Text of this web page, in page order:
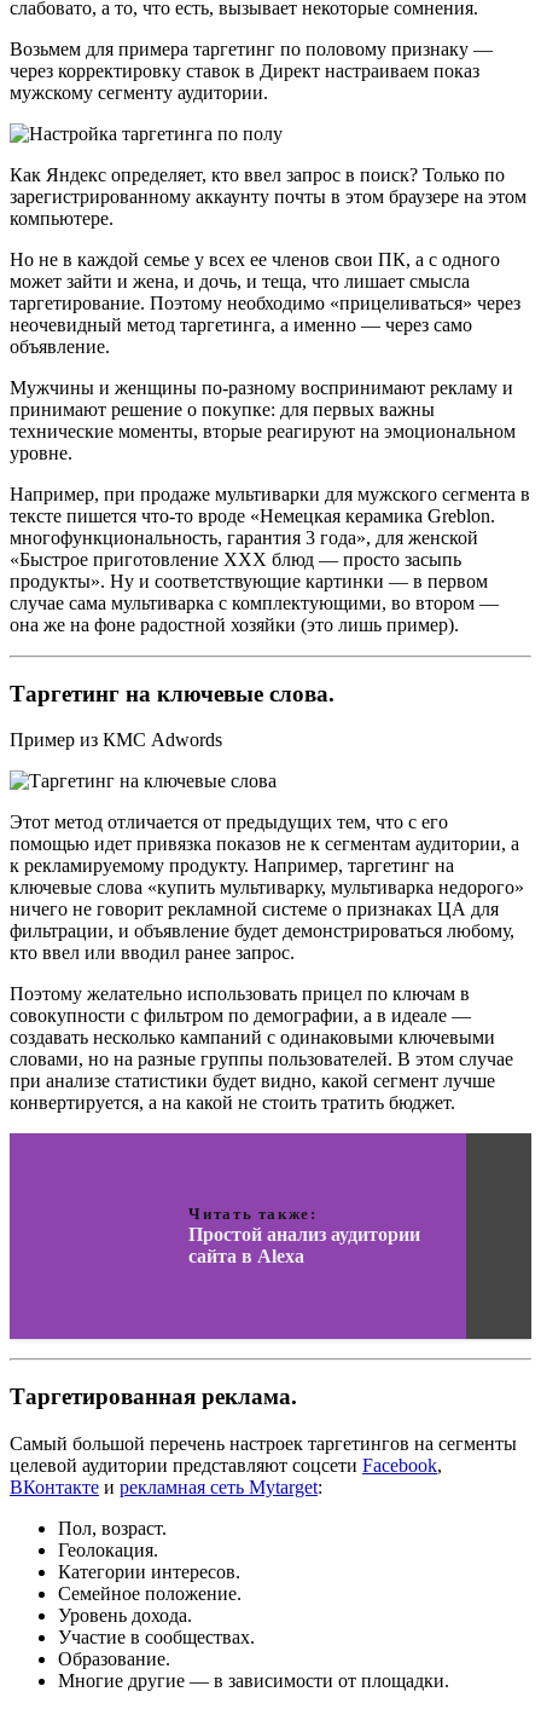
слабовато, а то, что есть, вызывает некоторые сомнения.
Возьмем для примера таргетинг по половому признаку —
через корректировку ставок в Директ настраиваем показ
мужскому сегменту аудитории.
Как Яндекс определяет, кто ввел запрос в поиск? Только по
зарегистрированному аккаунту почты в этом браузере на этом
компьютере.
Но не в каждой семье у всех ее членов свои ПК, а с одного
может зайти и жена, и дочь, и теща, что лишает смысла
таргетирование. Поэтому необходимо «прицеливаться» через
неочевидный метод таргетинга, а именно — через само
объявление.
Мужчины и женщины по-разному воспринимают рекламу и
принимают решение о покупке: для первых важны
технические моменты, вторые реагируют на эмоциональном
уровне.
Например, при продаже мультиварки для мужского сегмента в
тексте пишется что-то вроде «Немецкая керамика Greblon.
многофункциональность, гарантия 3 года», для женской
«Быстрое приготовление ХХХ блюд — просто засыпь
продукты». Ну и соответствующие картинки — в первом
случае сама мультиварка с комплектующими, во втором —
она же на фоне радостной хозяйки (это лишь пример).
Таргетинг на ключевые слова.
Пример из КМС Adwords
Этот метод отличается от предыдущих тем, что с его
помощью идет привязка показов не к сегментам аудитории, а
к рекламируемому продукту. Например, таргетинг на
ключевые слова «купить мультиварку, мультиварка недорого»
ничего не говорит рекламной системе о признаках ЦА для
фильтрации, и объявление будет демонстрироваться любому,
кто ввел или вводил ранее запрос.
Поэтому желательно использовать прицел по ключам в
совокупности с фильтром по демографии, а в идеале —
создавать несколько кампаний с одинаковыми ключевыми
словами, но на разные группы пользователей. В этом случае
при анализе статистики будет видно, какой сегмент лучше
конвертируется, а на какой не стоить тратить бюджет.
Читать также:
Простой анализ аудитории
сайта в Alexa
Таргетированная реклама.
Самый большой перечень настроек таргетингов на сегменты
целевой аудитории представляют соцсети Facebook,
ВКонтакте и рекламная сеть Mytarget:
Пол, возраст.
Геолокация.
Категории интересов.
Семейное положение.
Уровень дохода.
Участие в сообществах.
Образование.
Многие другие — в зависимости от площадки.